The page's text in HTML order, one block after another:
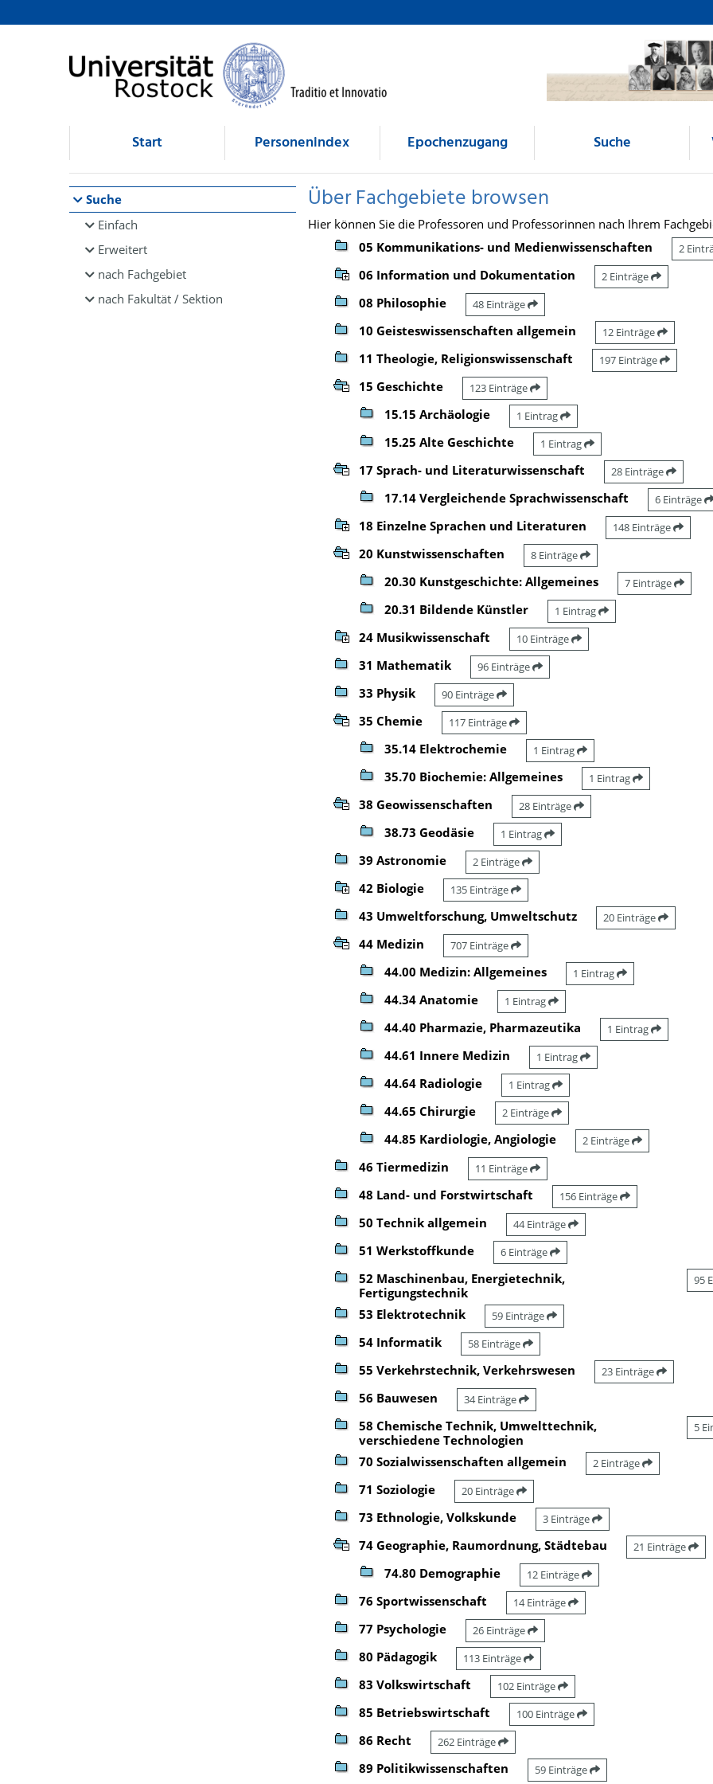
Browsen
direkt zum Inhalt
Start Personenindex Epochenzugang Suche
Suche
Einfach
Erweitert
nach Fachgebiet
nach Fakultät / Sektion
Über Fachgebiete browsen
Hier können Sie die Professoren und Professorinnen nach Ihrem
05 Kommunikations- und Medienwissenschaften
2
06 Information und Dokumentation 2 Einträge
08 Philosophie 48 Einträge
10 Geisteswissenschaften allgemein 12 Einträge
11 Theologie, Religionswissenschaft 197 Einträge
15 Geschichte 123 Einträge
15.15 Archäologie 1 Eintrag
15.25 Alte Geschichte 1 Eintrag
17 Sprach- und Literaturwissenschaft 28 Einträge
17.14 Vergleichende Sprachwissenschaft 6 Einträge
18 Einzelne Sprachen und Literaturen 148 Einträge
20 Kunstwissenschaften 8 Einträge
20.30 Kunstgeschichte: Allgemeines 7 Einträge
20.31 Bildende Künstler 1 Eintrag
24 Musikwissenschaft 10 Einträge
31 Mathematik 96 Einträge
33 Physik 90 Einträge
35 Chemie 117 Einträge
35.14 Elektrochemie 1 Eintrag
35.70 Biochemie: Allgemeines 1 Eintrag
38 Geowissenschaften 28 Einträge
38.73 Geodäsie 1 Eintrag
39 Astronomie 2 Einträge
42 Biologie 135 Einträge
43 Umweltforschung, Umweltschutz 20 Einträge
44 Medizin 707 Einträge
44.00 Medizin: Allgemeines 1 Eintrag
44.34 Anatomie 1 Eintrag
44.40 Pharmazie, Pharmazeutika 1 Eintrag
44.61 Innere Medizin 1 Eintrag
44.64 Radiologie 1 Eintrag
44.65 Chirurgie 2 Einträge
44.85 Kardiologie, Angiologie 2 Einträge
46 Tiermedizin 11 Einträge
48 Land- und Forstwirtschaft 156 Einträge
50 Technik allgemein 44 Einträge
51 Werkstoffkunde 6 Einträge
52 Maschinenbau, Energietechnik,
Fertigungstechnik
95
53 Elektrotechnik 59 Einträge
54 Informatik 58 Einträge
55 Verkehrstechnik, Verkehrswesen 23 Einträge
56 Bauwesen 34 Einträge
58 Chemische Technik, Umwelttechnik,
verschiedene Technologien
5
70 Sozialwissenschaften allgemein 2 Einträge
71 Soziologie 20 Einträge
73 Ethnologie, Volkskunde 3 Einträge
74 Geographie, Raumordnung, Städtebau 21 Einträge
74.80 Demographie 12 Einträge
76 Sportwissenschaft 14 Einträge
77 Psychologie 26 Einträge
80 Pädagogik 113 Einträge
83 Volkswirtschaft 102 Einträge
85 Betriebswirtschaft 100 Einträge
86 Recht 262 Einträge
89 Politikwissenschaften 59 Einträge